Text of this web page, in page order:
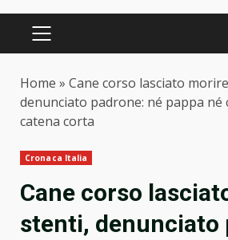
PRIMARY
Home » Cane corso lasciato
denunciato padrone: né pappa né
catena corta
Cronaca Italia
Cane corso
stenti, denunciato